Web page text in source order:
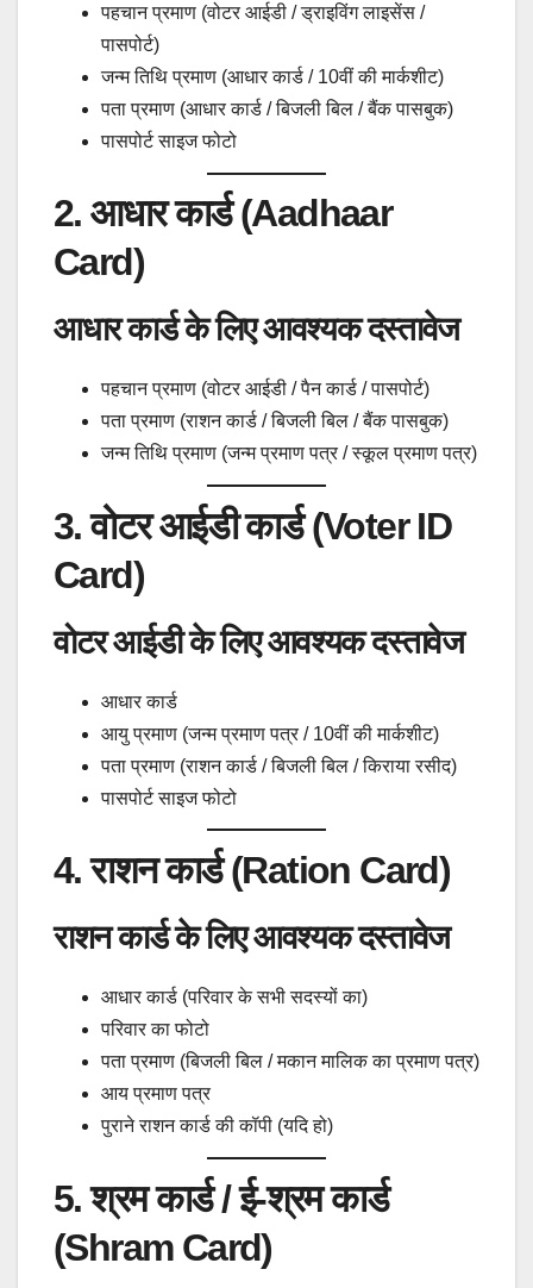
पहचान प्रमाण (वोटर आईडी / ड्राइविंग लाइसेंस /
पासपोर्ट)
जन्म तिथि प्रमाण (आधार कार्ड / 10वीं की मार्कशीट)
पता प्रमाण (आधार कार्ड / बिजली बिल / बैंक पासबुक)
पासपोर्ट साइज फोटो
2. आधार कार्ड (Aadhaar
Card)
आधार कार्ड के लिए आवश्यक दस्तावेज
पहचान प्रमाण (वोटर आईडी / पैन कार्ड / पासपोर्ट)
पता प्रमाण (राशन कार्ड / बिजली बिल / बैंक पासबुक)
जन्म तिथि प्रमाण (जन्म प्रमाण पत्र / स्कूल प्रमाण पत्र)
3. वोटर आईडी कार्ड (Voter ID
Card)
वोटर आईडी के लिए आवश्यक दस्तावेज
आधार कार्ड
आयु प्रमाण (जन्म प्रमाण पत्र / 10वीं की मार्कशीट)
पता प्रमाण (राशन कार्ड / बिजली बिल / किराया रसीद)
पासपोर्ट साइज फोटो
4. राशन कार्ड (Ration Card)
राशन कार्ड के लिए आवश्यक दस्तावेज
आधार कार्ड (परिवार के सभी सदस्यों का)
परिवार का फोटो
पता प्रमाण (बिजली बिल / मकान मालिक का प्रमाण पत्र)
आय प्रमाण पत्र
पुराने राशन कार्ड की कॉपी (यदि हो)
5. श्रम कार्ड / ई-श्रम कार्ड
(Shram Card)